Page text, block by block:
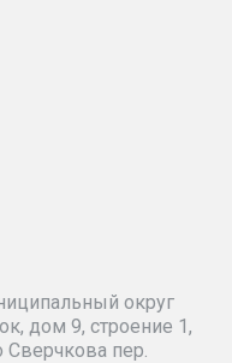
округ
дом 9, строение 1,
пер.